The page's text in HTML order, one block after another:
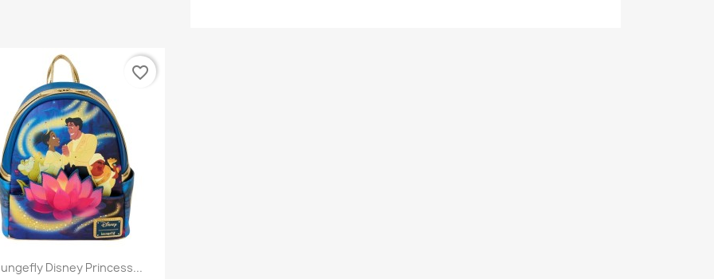
Aperçu rapide
Disney Princess...
favorite_border